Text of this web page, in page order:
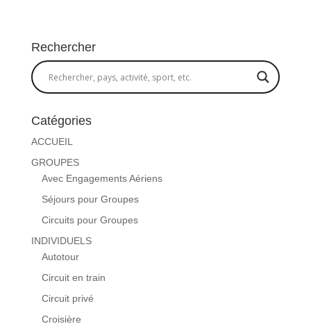
Rechercher
Catégories
ACCUEIL
GROUPES
Avec Engagements Aériens
Séjours pour Groupes
Circuits pour Groupes
INDIVIDUELS
Autotour
Circuit en train
Circuit privé
Croisière